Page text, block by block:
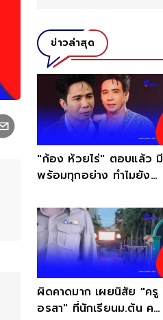
ข่าวล่าสุด
"ก้อง ห้วยไร่" ตอบแล้ว มี
พร้อมทุกอย่าง ทำไมยัง
ผิดคาดมาก เผยนิสัย "ครู
อรสา" ที่นักเรียนม.ต้น คน